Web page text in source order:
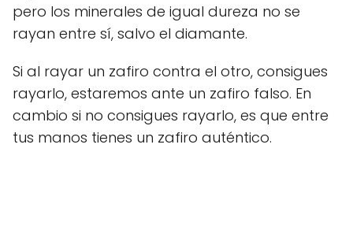
pero los minerales de igual dureza no se
rayan entre sí, salvo el diamante.
Si al rayar un zafiro contra el otro, consigues
rayarlo, estaremos ante un zafiro falso. En
cambio si no consigues rayarlo, es que entre
tus manos tienes un zafiro auténtico.